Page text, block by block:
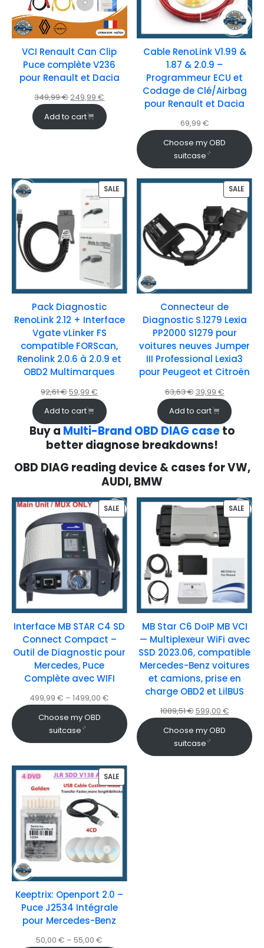
VCI Renault Can Clip
Puce complète V236
pour Renault et Dacia
349,99€249,99€
Add to cart
Cable RenoLink V1.99 &
1.87 & 2.0.9 –
Programmeur ECU et
Codage de Clé/Airbag
pour Renault et Dacia
69,99 €
Choose my OBD
suitcase
SALE
Pack Diagnostic
RenoLink 2.12 + Interface
Vgate vLinker FS
compatible FORScan,
Renolink 2.0.6 à 2.0.9 et
OBD2 Multimarques
92,61€59,99€
Add to cart
SALE
Connecteur de
Diagnostic S.1279 Lexia
PP2000 S1279 pour
voitures neuves Jumper
III Professional Lexia3
pour Peugeot et Citroën
63,63€ 39,99 €
Add to cart
Buy a Multi-Brand OBD DIAG caseto
better diagnose breakdowns!
OBD DIAG reading device & cases for VW,
AUDI, BMW
SALE
Interface MB STAR C4 SD
Connect Compact –
Outil de Diagnostic pour
Mercedes, Puce
Complète avec WIFI
499,99€ –1499,00€
Choose my OBD
suitcase
SALE
MB Star C6 DoIP MB VCI
— Multiplexeur WiFi avec
SSD 2023.06, compatible
Mercedes-Benz voitures
et camions, prise en
charge OBD2 et LilBUS
1089,51€599,00 €
Choose my OBD
suitcase
SALE
Keeptrix: Openport 2.0 –
Puce J2534 Intégrale
pour Mercedes-Benz
50,00€ –55,00€